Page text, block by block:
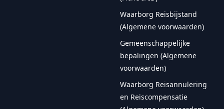
Waarborg Reisbijstand
(Algemene voorwaarden)
Gemeenschappelijke
bepalingen (Algemene
voorwaarden)
Waarborg Reisannulering
en Reiscompensatie